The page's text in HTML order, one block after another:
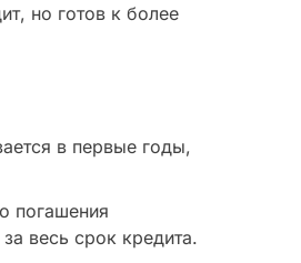
но готов к более
в первые годы,
погашения
весь срок кредита.